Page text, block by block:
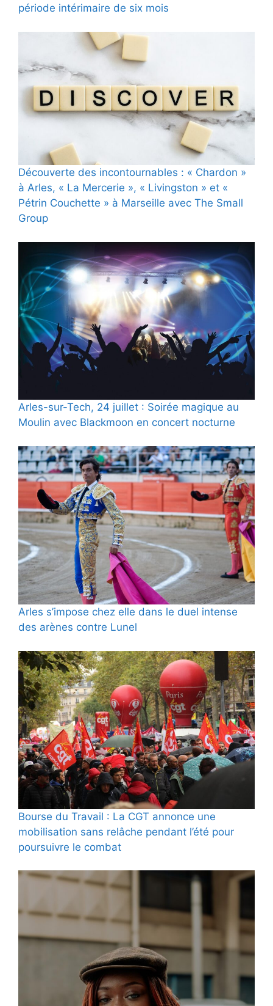
période intérimaire de six mois
Découverte des incontournables : « Chardon »
à Arles, « La Mercerie », « Livingston » et «
Pétrin Couchette » à Marseille avec The Small
Group
Arles-sur-Tech, 24 juillet : Soirée magique au
Moulin avec Blackmoon en concert nocturne
Arles s’impose chez elle dans le duel intense
des arènes contre Lunel
Bourse du Travail : La CGT annonce une
mobilisation sans relâche pendant l’été pour
poursuivre le combat